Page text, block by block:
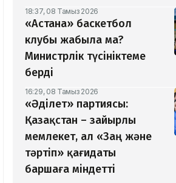
18:37, 08 Тамыз 2026
«Астана» баскетбол
клубы жабыла ма?
Министрлік түсініктеме
берді
16:29, 08 Тамыз 2026
«Әділет» партиясы:
Қазақстан – зайырлы
мемлекет, ал «Заң және
тәртіп» қағидаты
баршаға міндетті